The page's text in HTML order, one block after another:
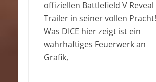
offiziellen Battlefield V Reveal
Trailer in seiner vollen Pracht!
Was DICE hier zeigt ist ein
wahrhaftiges Feuerwerk an
Grafik,